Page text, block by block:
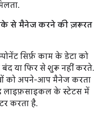
से मैनेज करने की ज़रूरत
सिर्फ़ काम के डेटा को
या फिर से शुरू नहीं करते.
को अपने-आप मैनेज करता
लाइफ़साइकल के स्टेटस में
करता है.